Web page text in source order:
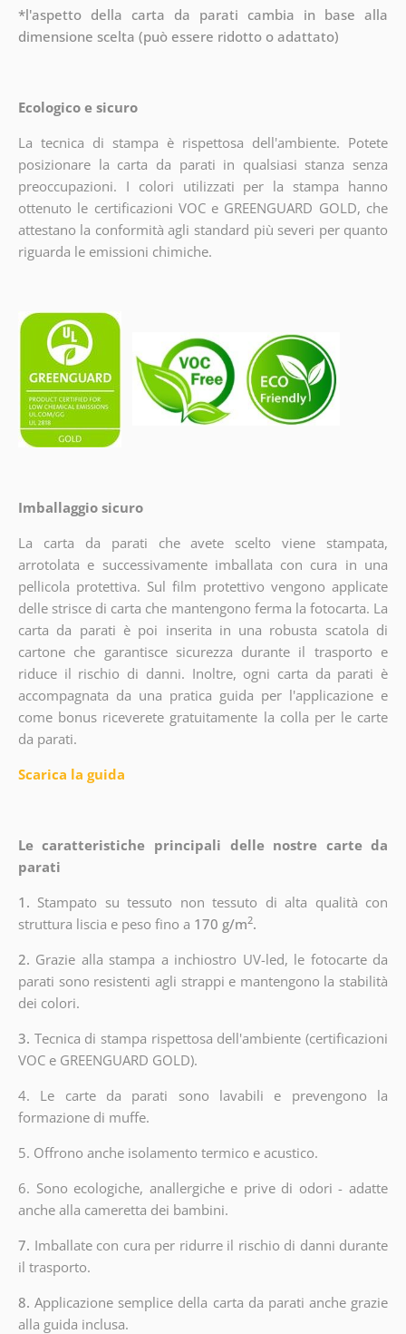
*l'aspetto della carta da parati cambia in base alla
dimensione scelta (può essere ridotto o adattato)
Ecologico e sicuro
La tecnica di stampa è rispettosa dell'ambiente. Potete
posizionare la carta da parati in qualsiasi stanza senza
preoccupazioni. I colori utilizzati per la stampa hanno
ottenuto le certificazioni VOC e GREENGUARD GOLD, che
attestano la conformità agli standard più severi per quanto
riguarda le emissioni chimiche.
Imballaggio sicuro
La carta da parati che avete scelto viene stampata,
arrotolata e successivamente imballata con cura in una
pellicola protettiva. Sul film protettivo vengono applicate
delle strisce di carta che mantengono ferma la fotocarta. La
carta da parati è poi inserita in una robusta scatola di
cartone che garantisce sicurezza durante il trasporto e
riduce il rischio di danni. Inoltre, ogni carta da parati è
accompagnata da una pratica guida per l'applicazione e
come bonus riceverete gratuitamente la colla per le carte
da parati.
Scarica la guida
Le caratteristiche principali delle nostre carte da
parati
1. Stampato su tessuto non tessuto di alta qualità con
struttura liscia e peso fino a 170 g/m2.
2. Grazie alla stampa a inchiostro UV-led, le fotocarte da
parati sono resistenti agli strappi e mantengono la stabilità
dei colori.
3. Tecnica di stampa rispettosa dell'ambiente (certificazioni
VOC e GREENGUARD GOLD).
4. Le carte da parati sono lavabili e prevengono la
formazione di muffe.
5. Offrono anche isolamento termico e acustico.
6. Sono ecologiche, anallergiche e prive di odori - adatte
anche alla cameretta dei bambini.
7. Imballate con cura per ridurre il rischio di danni durante
il trasporto.
8.Applicazione semplice della carta da parati anche grazie
alla guida inclusa.